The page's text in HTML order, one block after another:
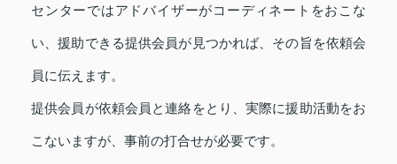
センターではアドバイザーがコーディネートをおこな
い、援助できる提供会員が見つかれば、その旨を依頼会
員に伝えます。
提供会員が依頼会員と連絡をとり、実際に援助活動をお
こないますが、事前の打合せが必要です。